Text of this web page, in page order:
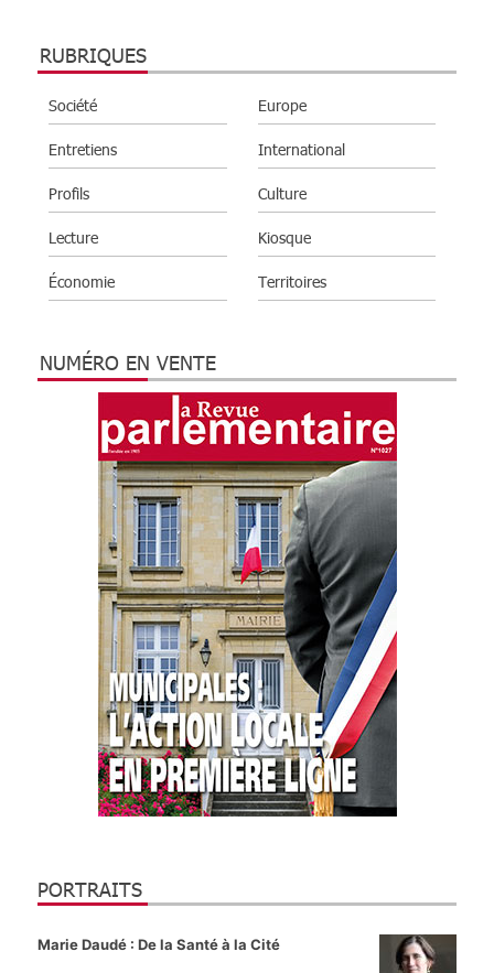
RUBRIQUES
Société
Europe
Entretiens
International
Profils
Culture
Lecture
Kiosque
Économie
Territoires
NUMÉRO EN VENTE
PORTRAITS
Marie Daudé : De la Santé à la Cité